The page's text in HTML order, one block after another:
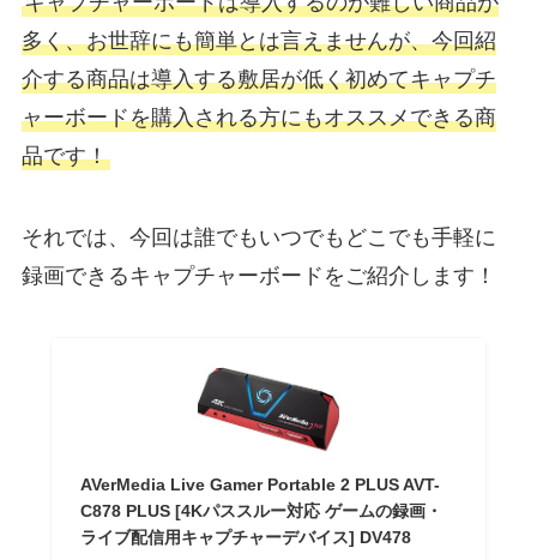
多く、お世辞にも簡単とは言えませんが、今回紹
介する商品は導入する敷居が低く初めてキャプチ
ャーボードを購入される方にもオススメできる商
品です！
それでは、今回は誰でもいつでもどこでも手軽に
録画できるキャプチャーボードをご紹介します！
AVerMedia Live Gamer Portable 2 PLUS AVT-
C878 PLUS [4Kパススルー対応 ゲームの録画・
ライブ配信用キャプチャーデバイス] DV478